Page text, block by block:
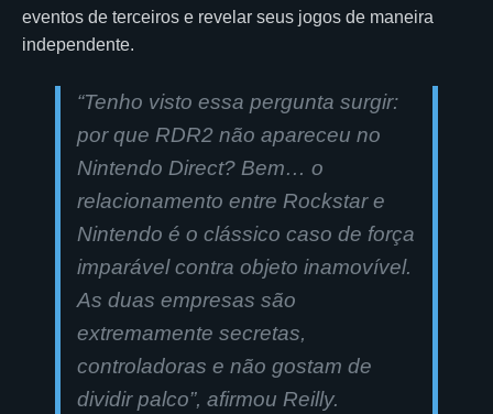
eventos de terceiros e revelar seus jogos de maneira
independente.
“Tenho visto essa pergunta surgir:
por que RDR2 não apareceu no
Nintendo Direct? Bem… o
relacionamento entre Rockstar e
Nintendo é o clássico caso de força
imparável contra objeto inamovível.
As duas empresas são
extremamente secretas,
controladoras e não gostam de
dividir palco”, afirmou Reilly.